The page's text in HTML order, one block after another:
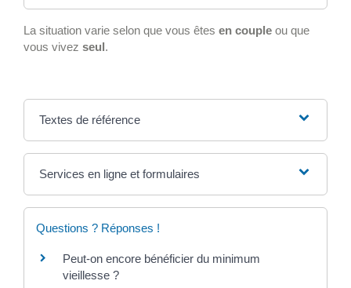
La situation varie selon que vous êtes en couple ou que
vous vivez seul.
Textes de référence
Services en ligne et formulaires
Questions ? Réponses !
Peut-on encore bénéficier du minimum
vieillesse ?